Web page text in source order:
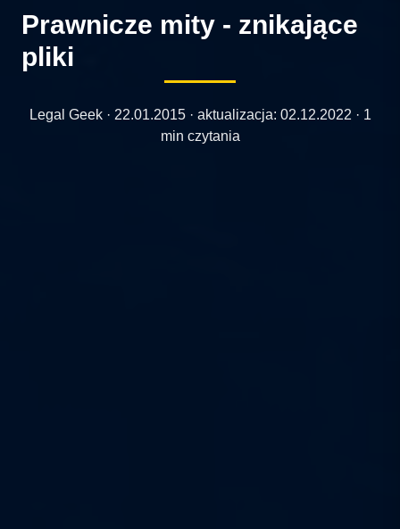
Prawnicze mity - znikające
pliki
Legal Geek · 22.01.2015· aktualizacja: 02.12.2022 · 1
min czytania